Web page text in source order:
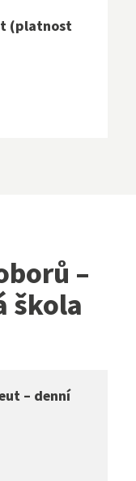
(platnost
–
škola
– denní